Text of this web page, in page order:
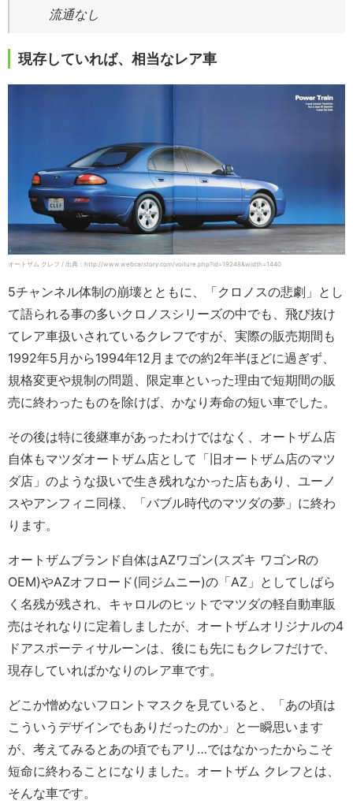
流通なし
現存していれば、相当なレア車
オートザム クレフ / 出典：http://www.webcarstory.com/voiture.php?id=19248&width=1440
5チャンネル体制の崩壊とともに、「クロノスの悲劇」とし
て語られる事の多いクロノスシリーズの中でも、飛び抜け
てレア車扱いされているクレフですが、実際の販売期間も
1992年5月から1994年12月までの約2年半ほどに過ぎず、
規格変更や規制の問題、限定車といった理由で短期間の販
売に終わったものを除けば、かなり寿命の短い車でした。
その後は特に後継車があったわけではなく、オートザム店
自体もマツダオートザム店として「旧オートザム店のマツ
ダ店」のような扱いで生き残れなかった店もあり、ユーノ
スやアンフィニ同様、「バブル時代のマツダの夢」に終わ
ります。
オートザムブランド自体はAZワゴン(スズキ ワゴンRの
OEM)やAZオフロード(同ジムニー)の「AZ」としてしばら
く名残が残され、キャロルのヒットでマツダの軽自動車販
売はそれなりに定着しましたが、オートザムオリジナルの4
ドアスポーティサルーンは、後にも先にもクレフだけで、
現存していればかなりのレア車です。
どこか憎めないフロントマスクを見ていると、「あの頃は
こういうデザインでもありだったのか」と一瞬思います
が、考えてみるとあの頃でもアリ…ではなかったからこそ
短命に終わることになりました。オートザム クレフとは、
そんな車です。